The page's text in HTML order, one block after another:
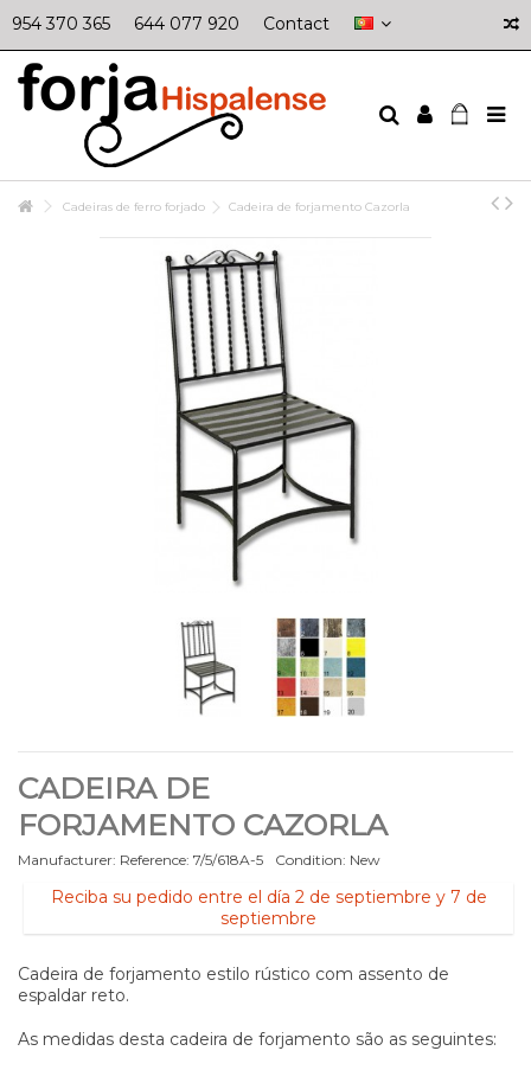
954 370 365 644 077 920 Contact
Cadeiras de ferro forjado Cadeira de forjamento Cazorla
CADEIRA DE
FORJAMENTO CAZORLA
Manufacturer: Reference: 7/5/618A-5 Condition: New
Reciba su pedido entre el día 2 de septiembre y 7 de
septiembre
Cadeira de forjamento estilo rústico com assento de
espaldar reto.
As medidas desta cadeira de forjamento são as seguintes: